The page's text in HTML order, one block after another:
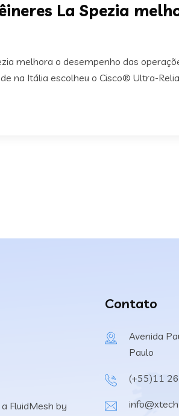
La Spezia
melhora o desempenho das
na Itália escolheu o Cisco® Ultra-
FluidMesh by
Contato
Avenida
Paulo
(+55)11